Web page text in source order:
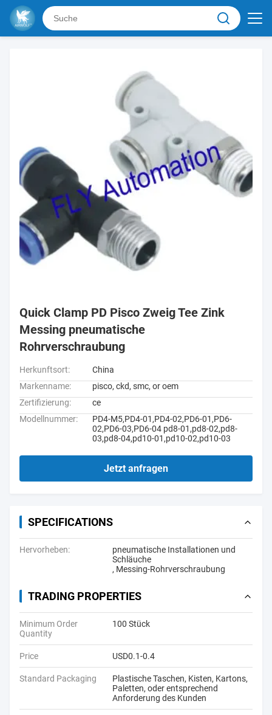
Quick Clamp PD Pisco Zweig Tee Zink
Messing pneumatische
Rohrverschraubung
Herkunftsort:
China
Markenname:
pisco, ckd, smc, or oem
Zertifizierung:
ce
Modellnummer:
PD4-M5,PD4-01,PD4-02,PD6-01,PD6-
02,PD6-03,PD6-04 pd8-01,pd8-02,pd8-
03,pd8-04,pd10-01,pd10-02,pd10-03
Jetzt anfragen
SPECIFICATIONS
Hervorheben:
pneumatische Installationen und
Schläuche
, Messing-Rohrverschraubung
TRADING PROPERTIES
Minimum Order
Quantity
100 Stück
Price USD0.1-0.4
Standard Packaging
Plastische Taschen, Kisten, Kartons,
Paletten, oder entsprechend
Anforderung des Kunden